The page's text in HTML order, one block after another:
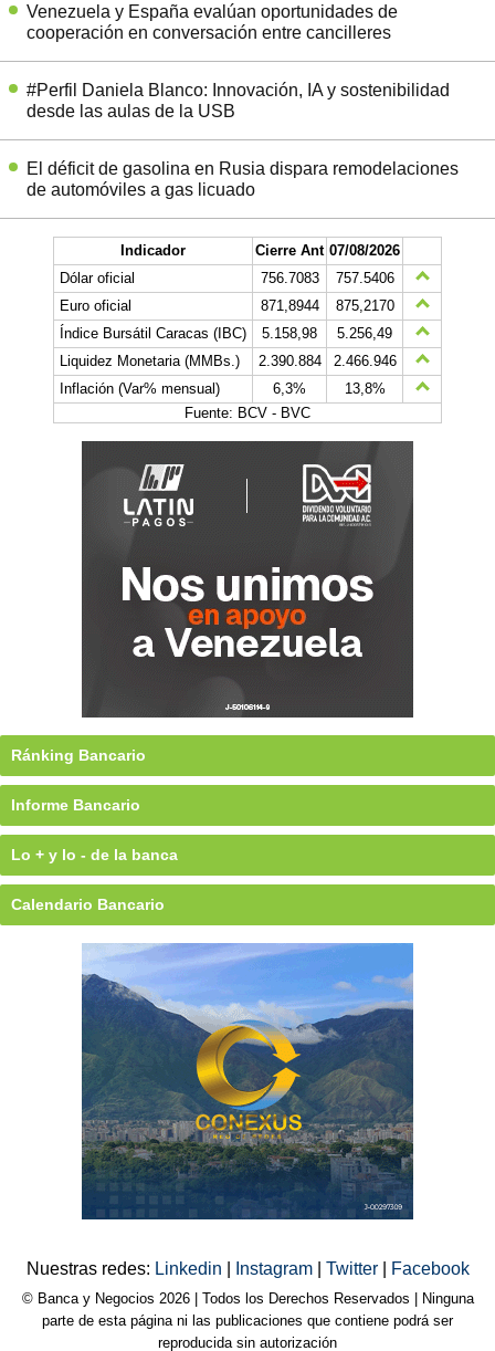
Venezuela y España evalúan oportunidades de
cooperación en conversación entre cancilleres
#Perfil Daniela Blanco: Innovación, IA y sostenibilidad
desde las aulas de la USB
El déficit de gasolina en Rusia dispara remodelaciones
de automóviles a gas licuado
Indicador Cierre Ant 07/08/2026
Dólar oficial
756.7083
757.5406
Euro oficial
871,8944
875,2170
Índice Bursátil Caracas (IBC)
5.158,98
5.256,49
Liquidez Monetaria (MMBs.)
2.390.884
2.466.946
Inflación (Var% mensual)
6,3%
13,8%
Fuente: BCV - BVC
Ránking Bancario
Informe Bancario
Lo + y lo - de la banca
Calendario Bancario
Nuestras redes: Linkedin Instagram Twitter Facebook
© Banca y Negocios 2026 | Todos los Derechos Reservados | Ninguna
parte de esta página ni las publicaciones que contiene podrá ser
reproducida sin autorización